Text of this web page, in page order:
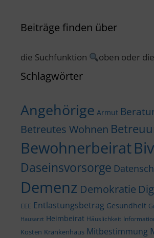
Beiträge finden über
die Suchfunktion oben oder
Schlagwörter
Angehörige Armut
Betreutes Wohnen
Bewohnerbeirat
Daseinsvorsorge
Demenz Demokratie
EEE Entlastungsbetrag Gesundheit
Hausarzt Heimbeirat Häuslichkeit
Kosten Krankenhaus Mitbestimmung